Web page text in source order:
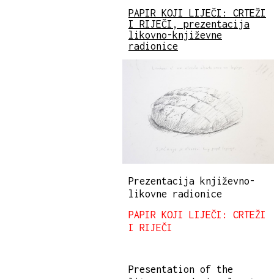
PAPIR KOJI LIJEČI: CRTEŽI
I RIJEČI, prezentacija
likovno-književne
radionice
Prezentacija književno-
likovne radionice
PAPIR KOJI LIJEČI: CRTEŽI
I RIJEČI
Presentation of the